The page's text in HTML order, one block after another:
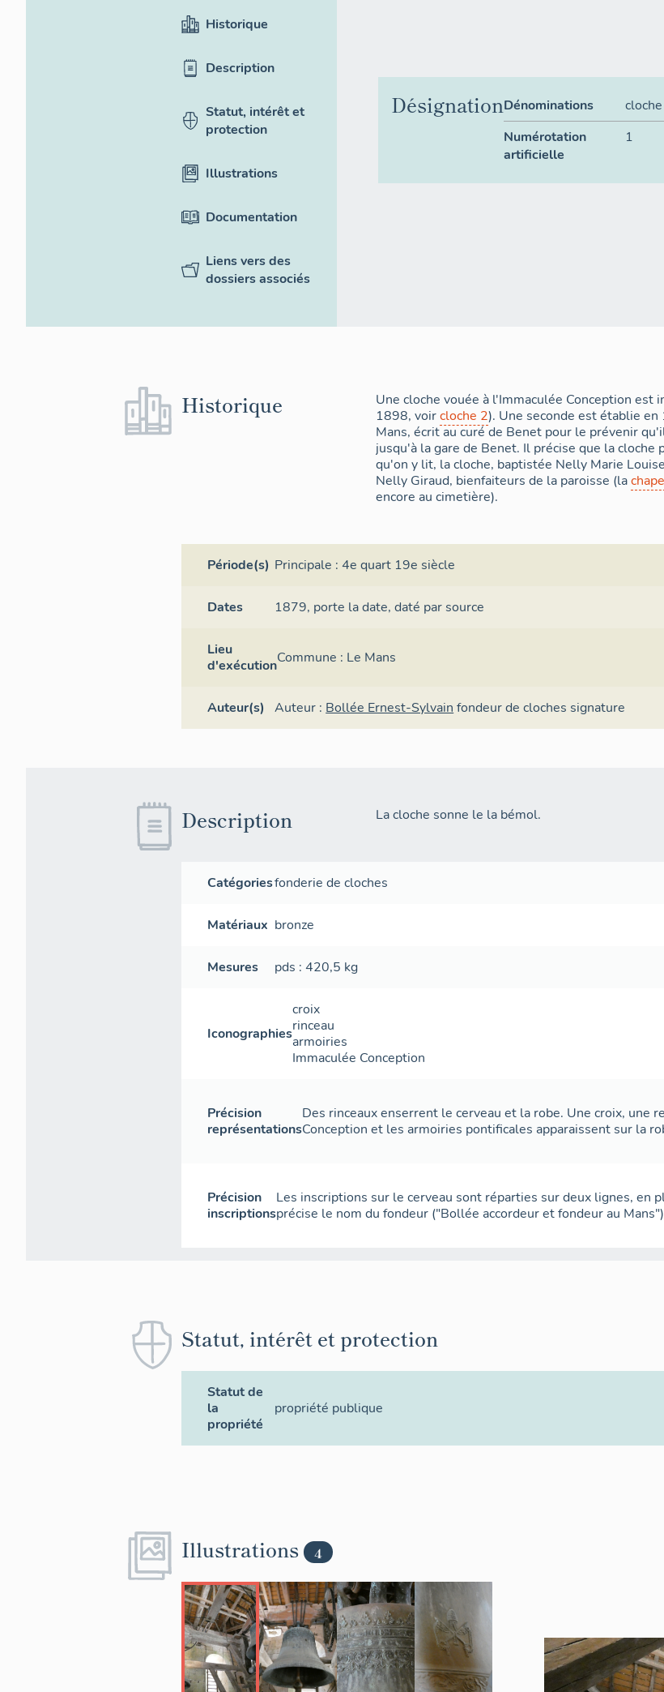
Historique
Description
Statut, intérêt et
protection
Illustrations
Documentation
Liens vers des
dossiers associés
DésignationDénominations
cloche
Numérotation
artificielle
1
Historique
Une cloche vouée à l'Immaculée Conception
1898, voircloche 2). Une seconde est établie
Mans, écrit au curé de Benet pour le prévenir
jusqu'à la gare de Benet. Il précise que la
qu'on y lit, la cloche, baptistée Nelly Marie
Nelly Giraud, bienfaiteurs de la paroisse (la
encore au cimetière).
Période(s) Principale :4e quart 19e siècle
Dates 1879, porte la date,daté par source
Lieu
d'exécutionCommune : Le Mans
Auteur(s) Auteur : Bollée Ernest-Sylvain fondeur de cloches signature
Description La cloche sonne le la bémol.
Catégoriesfonderie de cloches
Matériaux bronze
Mesures pds : 420,5 kg
Iconographies
croix
rinceau
armoiries
Immaculée Conception
Précision
représentations
Des rinceaux enserrent le cerveau et la robe. Une croix, une
Conception et les armoiries pontificales apparaissent sur la
Précision
inscriptions
Les inscriptions sur le cerveau sont réparties sur deux lignes, en
précise le nom du fondeur ("Bollée accordeur et fondeur au
Statut, intérêt et protection
Statut de
la
propriété
propriété publique
Illustrations 4